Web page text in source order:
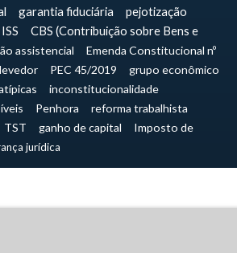
garantia fiduciária
pejotização
ISS
CBS (Contribuição sobre Bens e
assistencial
Emenda Constitucional nº
PEC 45/2019
grupo econômico
inconstitucionalidade
Penhora
reforma trabalhista
TST ganho de capital
Imposto de
jurídica